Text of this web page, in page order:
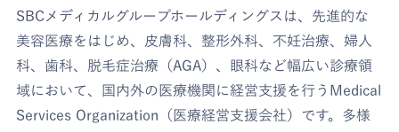
SBCメディカルグループホールディングスは、先進的な
美容医療をはじめ、皮膚科、整形外科、不妊治療、婦人
科、歯科、脱毛症治療（AGA）、眼科など幅広い診療領
域において、国内外の医療機関に経営支援を行うMedical
Services Organization（医療経営支援会社）です。多様